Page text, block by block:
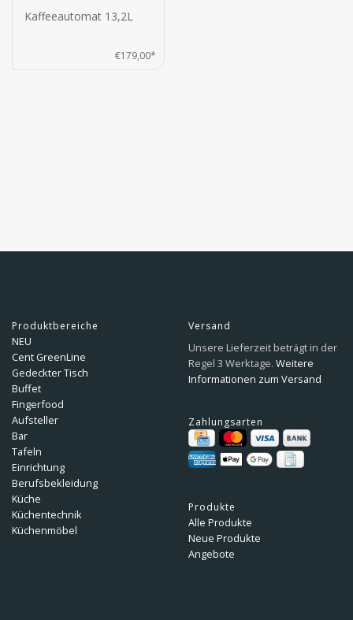
Kaffeeautomat 13,2L
€179,00*
Produktbereiche
NEU
Cent GreenLine
Gedeckter Tisch
Buffet
Fingerfood
Aufsteller
Bar
Tafeln
Einrichtung
Berufsbekleidung
Küche
Küchentechnik
Küchenmöbel
Versand
Unsere Lieferzeit beträgt in der
Regel 3 Werktage. Weitere
Informationen zum Versand
Zahlungsarten
Produkte
Alle Produkte
Neue Produkte
Angebote